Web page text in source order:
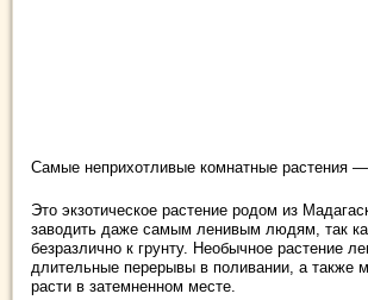
Самые неприхотливые комнатные растения
Это экзотическое растение родом из
заводить даже самым ленивым людям, так
безразлично к грунту. Необычное растение
длительные перерывы в поливании, а также
расти в затемненном месте.